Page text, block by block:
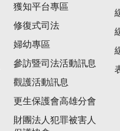
獲知平台專區
修復式司法
婦幼專區
參訪暨司法活動訊息
觀護活動訊息
更生保護會高雄分會
財團法人犯罪被害人